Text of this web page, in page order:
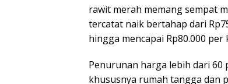
rawit merah memang sempat
tercatat naik bertahap dari
hingga mencapai Rp80.000
Penurunan harga lebih dari
khususnya rumah tangga dan